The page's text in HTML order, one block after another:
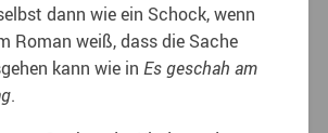
dann wie ein Schock, wenn
Roman weiß, dass die Sache
kann wie inEs geschah am
.